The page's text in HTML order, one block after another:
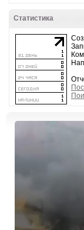
Статистика